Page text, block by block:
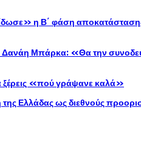
η Β΄ φάση
Δανάη Μπάρκα: «Θα την
ξέρεις «πού γράψανε καλά»
της Ελλάδας ως διεθνούς